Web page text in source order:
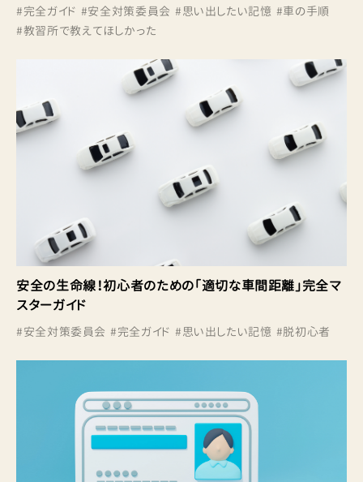
#完全ガイド #安全対策委員会 #思い出したい記憶 #車の手順
#教習所で教えてほしかった
安全の生命線！初心者のための「適切な車間距離」完全マ
スターガイド
#安全対策委員会 #完全ガイド #思い出したい記憶 #脱初心者